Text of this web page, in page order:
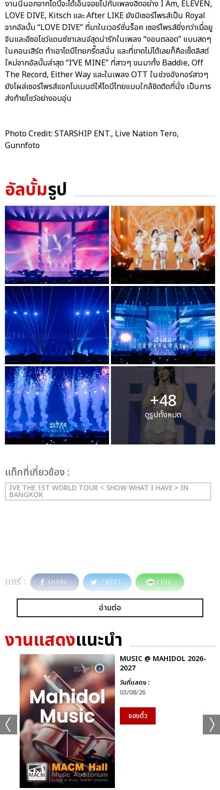
งานนี้นอกจากไดบึจะได้เอ็นจอยไปกับเพลงฮิตอย่าง I Am, ELEVEN,
LOVE DIVE, Kitsch และ After LIKE ยังมีเซอร์ไพรส์เป็น Royal
จากอัลบั้ม “LOVE DIVE” ที่มาในเวอร์ชั่นร็อค เซอร์ไพรส์ยิ่งกว่าเมื่อยู
จินและอีซอโชว์แดนซ์ชาเลนจ์สุดน่ารักในเพลง “งอนตลอด” แบบสดๆ
ในคอนเสิร์ต ทำเอาไดบึไทยกรี๊ดสนั่น และที่ขาดไม่ได้เลยก็คือเซ็ตลิสต์
ใหม่จากอัลบั้มล่าสุด “I’VE MINE” ที่สาวๆ ขนมาทั้ง Baddie, Off
The Record, Either Way และในเพลง OTT ในช่วงอังกอร์สาวๆ
ยังโผล่เซอร์ไพรส์แจกโมเมนต์ให้ไดบึไทยแบบใกล้ชิดติดที่นั่ง เป็นการ
ส่งท้ายโชว์อย่างอบอุ่น
Photo Credit: STARSHIP ENT., Live Nation Tero,
Gunnfoto
อัลบั้มรูป
+48
ดูรูปทั้งหมด
เเท็กที่เกี่ยวข้อง :
IVE THE 1ST WORLD TOUR < SHOW WHAT I HAVE > IN
BANGKOK
แชร์ : SHARE TWEET LINE
อ่านต่อ
งานแสดงแนะนำ
MUSIC @ MAHIDOL 2026-
2027
วันที่แสดง :
03/08/26
จองตั๋ว